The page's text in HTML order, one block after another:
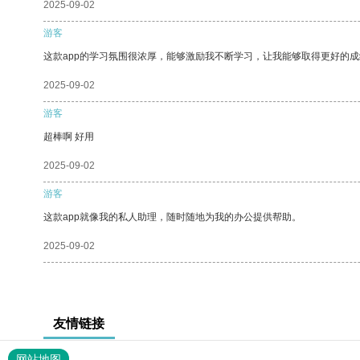
2025-09-02
游客
这款app的学习氛围很浓厚，能够激励我不断学习，让我能够取得更好的
2025-09-02
游客
超棒啊 好用
2025-09-02
游客
这款app就像我的私人助理，随时随地为我的办公提供帮助。
2025-09-02
友情链接